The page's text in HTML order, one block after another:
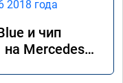
и чип
на Mercedes